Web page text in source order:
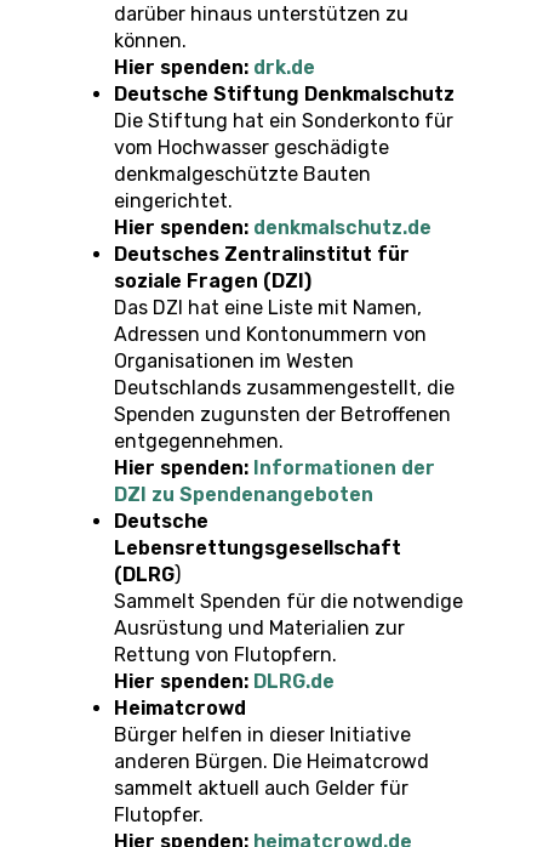
darüber hinaus unterstützen zu
können.
Hier spenden: drk.de
Deutsche Stiftung Denkmalschutz
Die Stiftung hat ein Sonderkonto für
vom Hochwasser geschädigte
denkmalgeschützte Bauten
eingerichtet.
Hier spenden: denkmalschutz.de
Deutsches Zentralinstitut für
soziale Fragen (DZI)
Das DZI hat eine Liste mit Namen,
Adressen und Kontonummern von
Organisationen im Westen
Deutschlands zusammengestellt, die
Spenden zugunsten der Betroffenen
entgegennehmen.
Hier spenden: Informationen der
DZI zu Spendenangeboten
Deutsche
Lebensrettungsgesellschaft
(DLRG)
Sammelt Spenden für die notwendige
Ausrüstung und Materialien zur
Rettung von Flutopfern.
Hier spenden: DLRG.de
Heimatcrowd
Bürger helfen in dieser Initiative
anderen Bürgen. Die Heimatcrowd
sammelt aktuell auch Gelder für
Flutopfer.
Hier spenden: heimatcrowd.de